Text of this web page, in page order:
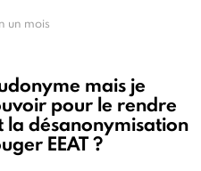
un mois
mais je
pour le rendre
la désanonymisation
EEAT ?